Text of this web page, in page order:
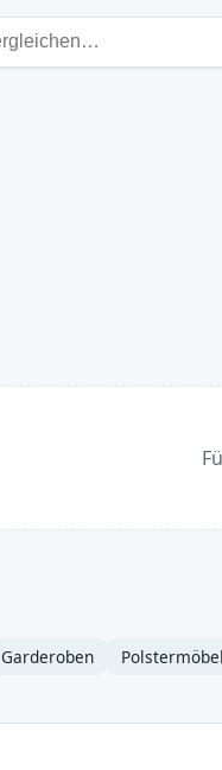
Garderoben Polstermöbel